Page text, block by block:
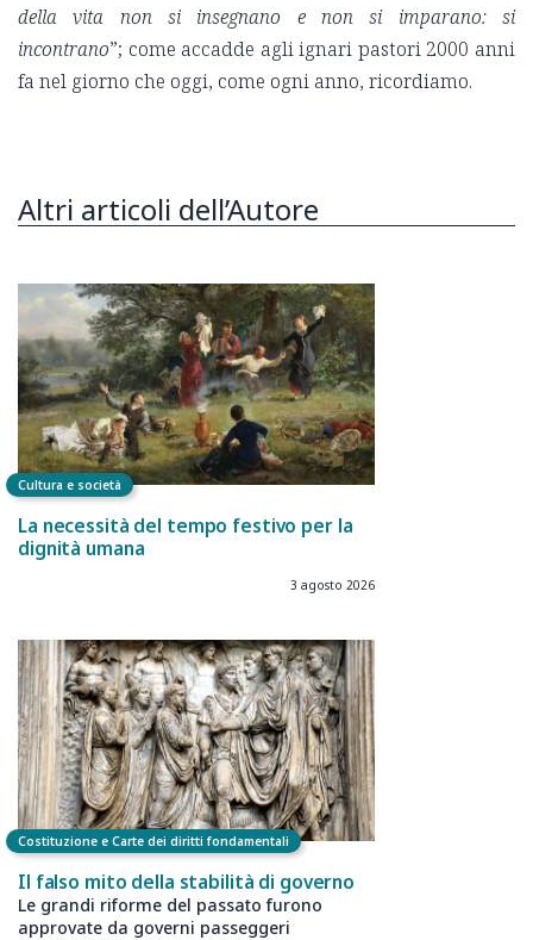
della vita non si insegnano e non si imparano: si
incontrano”; come accadde agli ignari pastori 2000 anni
fa nel giorno che oggi, come ogni anno, ricordiamo.
Altri articoli dell’Autore
Cultura e società
La necessità del tempo festivo per la
dignità umana
3 agosto 2026
Costituzione e Carte dei diritti fondamentali
Il falso mito della stabilità di governo
Le grandi riforme del passato furono
approvate da governi passeggeri